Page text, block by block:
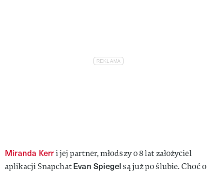
Miranda Kerri jej partner, młodszy o 8 lat założyciel
aplikacji SnapchatEvan Spiegelsą już po ślubie. Choć o